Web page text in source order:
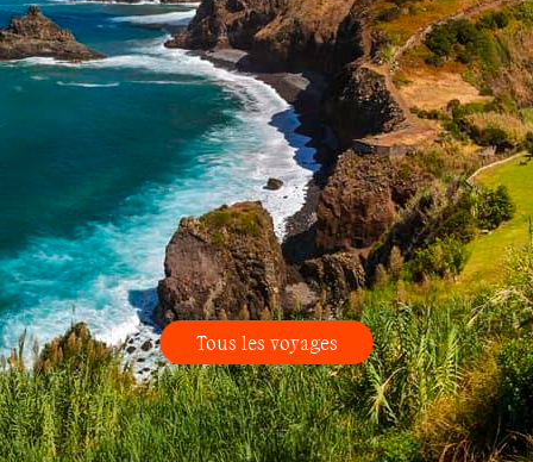
Tous les voyages